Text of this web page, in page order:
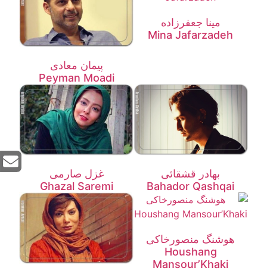
مینا جعفرزاده
Mina Jafarzadeh
پیمان معادی
Peyman Moadi
بهادر قشقائی
Bahador Qashqai
غزل صارمی
Ghazal Saremi
هوشنگ منصورخاکی
Houshang
Mansour’Khaki